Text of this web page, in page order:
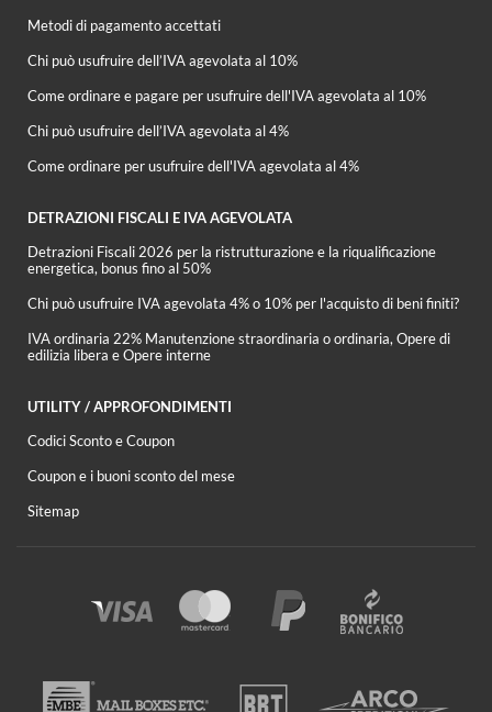
Metodi di pagamento accettati
Chi può usufruire dell’IVA agevolata al 10%
Come ordinare e pagare per usufruire dell'IVA agevolata al 10%
Chi può usufruire dell’IVA agevolata al 4%
Come ordinare per usufruire dell'IVA agevolata al 4%
DETRAZIONI FISCALI E IVA AGEVOLATA
Detrazioni Fiscali 2026 per la ristrutturazione e la riqualificazione
energetica, bonus fino al 50%
Chi può usufruire IVA agevolata 4% o 10% per l'acquisto di beni finiti?
IVA ordinaria 22% Manutenzione straordinaria o ordinaria, Opere di
edilizia libera e Opere interne
UTILITY / APPROFONDIMENTI
Codici Sconto e Coupon
Coupon e i buoni sconto del mese
Sitemap